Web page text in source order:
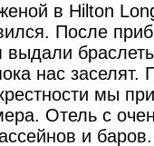
в Hilton
После
выдали
нас заселят.
мы
Отель с
и